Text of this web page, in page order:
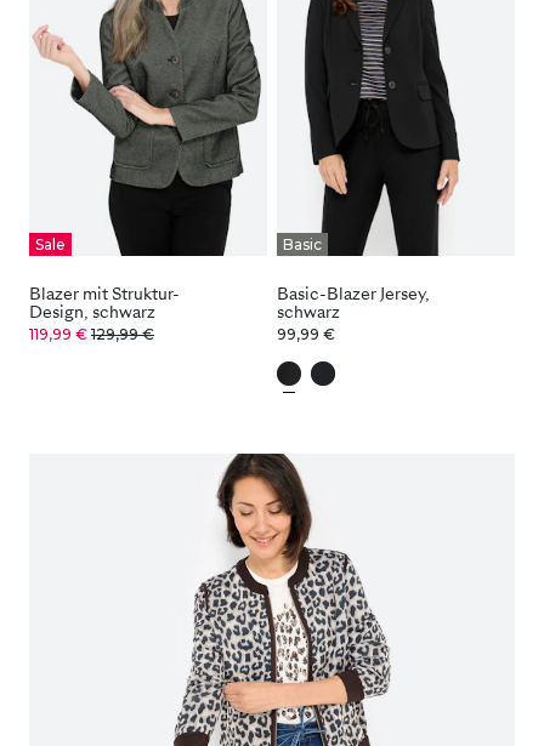
Sale
Blazer mit Struktur-
Design, schwarz
119,99 € 129,99 €
Basic
Basic-Blazer Jersey,
schwarz
99,99 €